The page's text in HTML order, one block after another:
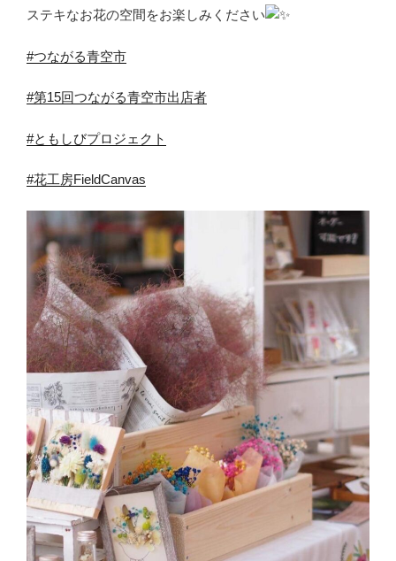
ステキなお花の空間をお楽しみください
#つながる青空市
#第15回つながる青空市出店者
#ともしびプロジェクト
#花工房FieldCanvas